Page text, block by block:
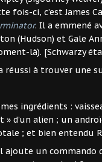
fois-ci, c’est James
. Il a emmené
(Hudson) et Gale
là). [Schwarzy
réussi à trouver une
ingrédients :
» d’un alien ; un
; et bien entendu
ajoute un commando